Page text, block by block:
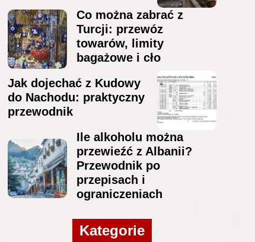
Co można zabrać z
Turcji: przewóz
towarów, limity
bagażowe i cło
Jak dojechać z Kudowy
do Nachodu: praktyczny
przewodnik
Ile alkoholu można
przewieźć z Albanii?
Przewodnik po
przepisach i
ograniczeniach
Kategorie